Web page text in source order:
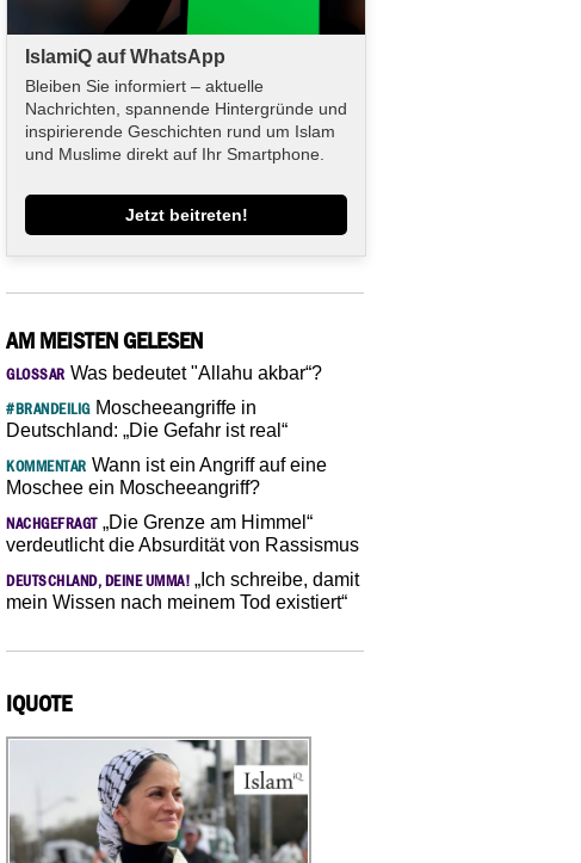
IslamiQ auf WhatsApp
Bleiben Sie informiert – aktuelle
Nachrichten, spannende Hintergründe und
inspirierende Geschichten rund um Islam
und Muslime direkt auf Ihr Smartphone.
Jetzt beitreten!
AM MEISTEN GELESEN
GLOSSAR Was bedeutet "Allahu akbar“?
#BRANDEILIGMoscheeangriffe in
Deutschland: „Die Gefahr ist real“
KOMMENTAR Wann ist ein Angriff auf eine
Moschee ein Moscheeangriff?
NACHGEFRAGT„Die Grenze am Himmel“
verdeutlicht die Absurdität von Rassismus
DEUTSCHLAND, DEINE UMMA! „Ich schreibe, damit
mein Wissen nach meinem Tod existiert“
IQUOTE